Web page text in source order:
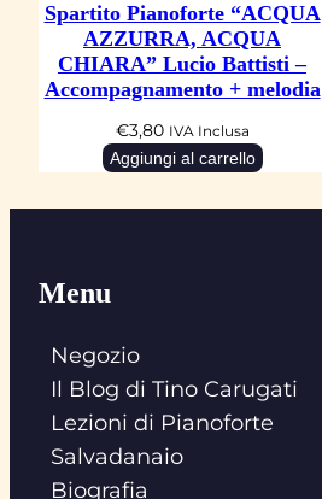
Spartito Pianoforte “ACQUA
AZZURRA, ACQUA
CHIARA” Lucio Battisti –
Accompagnamento + melodia
€3,80 IVA Inclusa
Aggiungi al carrello
Menu
Negozio
Il Blog di Tino Carugati
Lezioni di Pianoforte
Salvadanaio
Biografia